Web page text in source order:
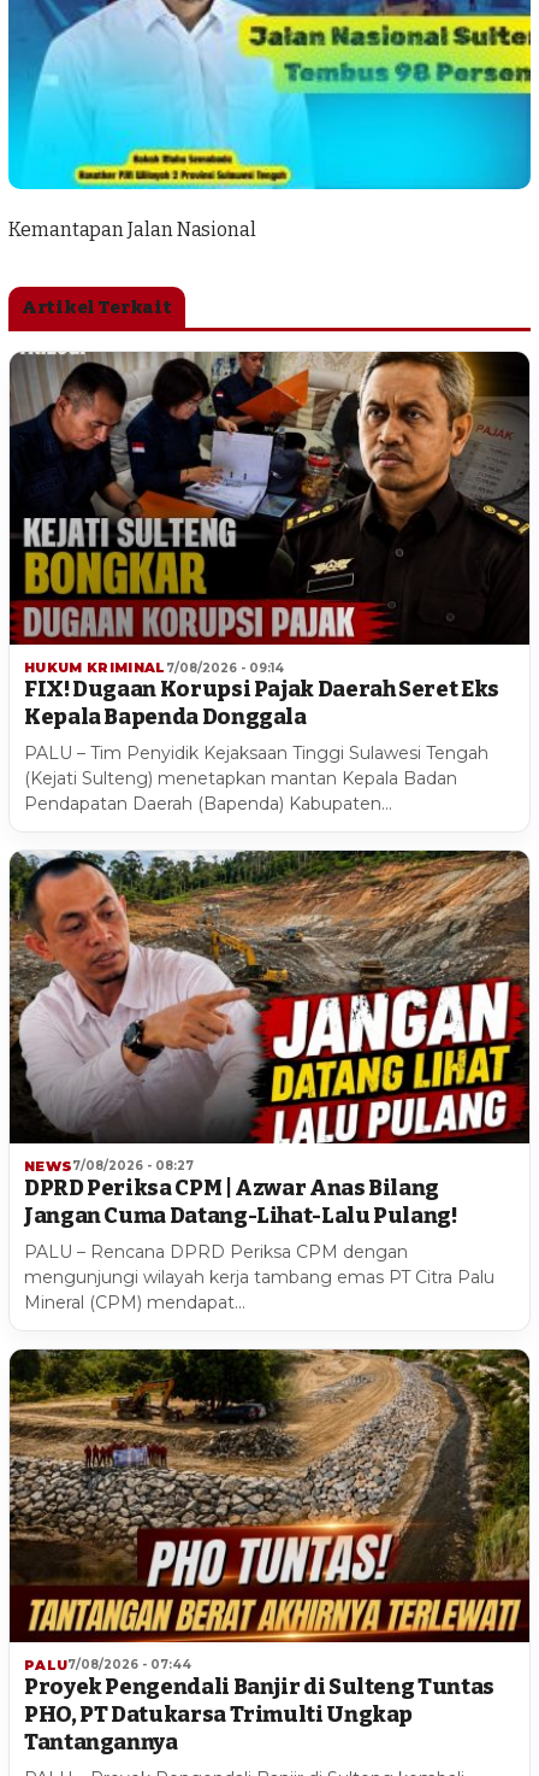
Kemantapan Jalan Nasional
Artikel Terkait
HUKUM KRIMINAL 7/08/2026 - 09:14
FIX! Dugaan Korupsi Pajak Daerah Seret Eks
Kepala Bapenda Donggala
PALU – Tim Penyidik Kejaksaan Tinggi Sulawesi Tengah
(Kejati Sulteng) menetapkan mantan Kepala Badan
Pendapatan Daerah (Bapenda) Kabupaten…
NEWS7/08/2026 - 08:27
DPRD Periksa CPM | Azwar Anas Bilang
Jangan Cuma Datang-Lihat-Lalu Pulang!
PALU – Rencana DPRD Periksa CPM dengan
mengunjungi wilayah kerja tambang emas PT Citra Palu
Mineral (CPM) mendapat…
PALU7/08/2026 - 07:44
Proyek Pengendali Banjir di Sulteng Tuntas
PHO, PT Datukarsa Trimulti Ungkap
Tantangannya